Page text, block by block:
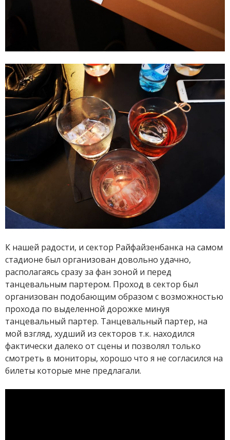
К нашей радости, и сектор Райфайзенбанка на самом
стадионе был организован довольно удачно,
располагаясь сразу за фан зоной и перед
танцевальным партером. Проход в сектор был
организован подобающим образом с возможностью
прохода по выделенной дорожке минуя
танцевальный партер. Танцевальный партер, на
мой взгляд, худший из секторов т.к. находился
фактически далеко от сцены и позволял только
смотреть в мониторы, хорошо что я не согласился на
билеты которые мне предлагали.